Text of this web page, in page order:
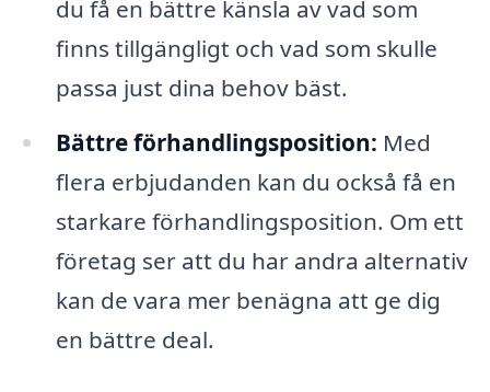
du få en bättre känsla av vad som
finns tillgängligt och vad som skulle
passa just dina behov bäst.
Bättre förhandlingsposition: Med
flera erbjudanden kan du också få en
starkare förhandlingsposition. Om ett
företag ser att du har andra alternativ
kan de vara mer benägna att ge dig
en bättre deal.